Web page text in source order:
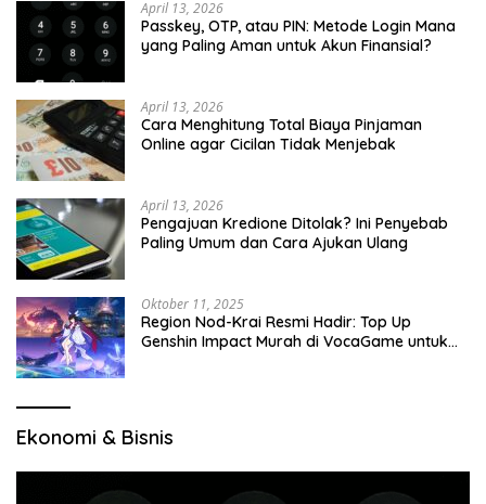
April 13, 2026
Passkey, OTP, atau PIN: Metode Login Mana
yang Paling Aman untuk Akun Finansial?
April 13, 2026
Cara Menghitung Total Biaya Pinjaman
Online agar Cicilan Tidak Menjebak
April 13, 2026
Pengajuan Kredione Ditolak? Ini Penyebab
Paling Umum dan Cara Ajukan Ulang
Oktober 11, 2025
Region Nod-Krai Resmi Hadir: Top Up
Genshin Impact Murah di VocaGame untuk
Ekonomi & Bisnis